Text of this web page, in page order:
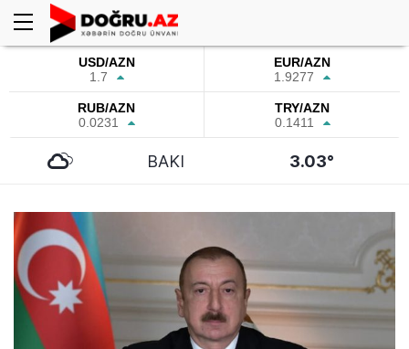
USD/AZN
1.7
EUR/AZN
1.9277
RUB/AZN
0.0231
TRY/AZN
0.1411
BAKI 3.03°